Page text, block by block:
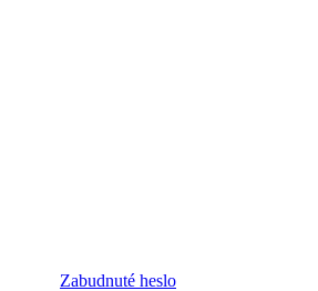
Zabudnuté heslo